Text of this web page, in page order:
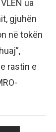
ua
gjuhën
në tokën
rastin e